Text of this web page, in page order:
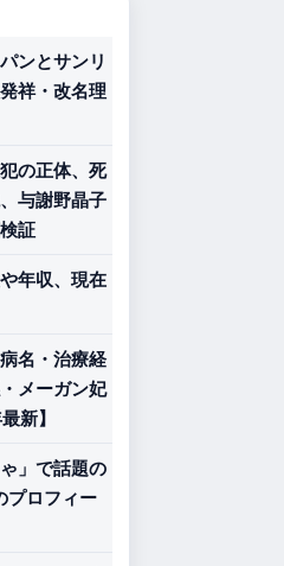
ンとサンリ
祥・改名理
の正体、死
与謝野晶子
証
年収、現在
名・治療経
メーガン妃
新】
」で話題の
プロフィー